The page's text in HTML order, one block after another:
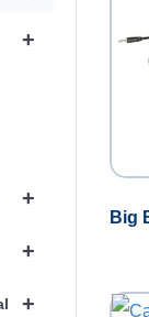
+
+
+
+
Big